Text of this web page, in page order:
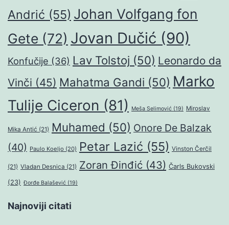
Andrić (55) Johan Volfgang fon
Gete (72) Jovan Dučić (90)
Konfučije (36) Lav Tolstoj (50) Leonardo da
Vinči (45) Mahatma Gandi (50) Marko
Tulije Ciceron (81) Meša Selimović (19) Miroslav
Mika Antić (21) Muhamed (50) Onore De Balzak
(40) Paulo Koeljo (20) Petar Lazić (55) Vinston Čerčil
(21) Vladan Desnica (21) Zoran Đinđić (43) Čarls Bukovski
(23) Đorđe Balašević (19)
Najnoviji citati